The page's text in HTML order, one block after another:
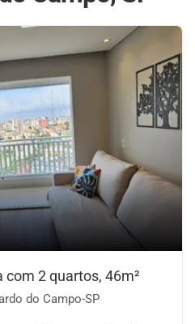
2 quartos, 46m²
do Campo-SP